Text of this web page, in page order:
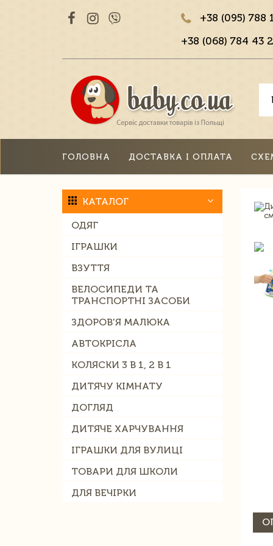
+38 (095) 788
+38 (068) 784 43
ГОЛОВНА ДОСТАВКА І ОПЛАТА
КАТАЛОГ
ОДЯГ
ІГРАШКИ
ВЗУТТЯ
ВЕЛОСИПЕДИ ТА
ТРАНСПОРТНІ ЗАСОБИ
ЗДОРОВ'Я МАЛЮКА
АВТОКРІСЛА
КОЛЯСКИ 3 В 1, 2 В 1
ДИТЯЧУ КІМНАТУ
ДОГЛЯД
ДИТЯЧЕ ХАРЧУВАННЯ
ІГРАШКИ ДЛЯ ВУЛИЦІ
ТОВАРИ ДЛЯ ШКОЛИ
ДЛЯ ВЕЧІРКИ